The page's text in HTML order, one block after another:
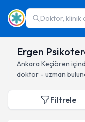
Doktor, klinik
Ergen
Ankara Keçiören
doktor - uzman
Filtrele